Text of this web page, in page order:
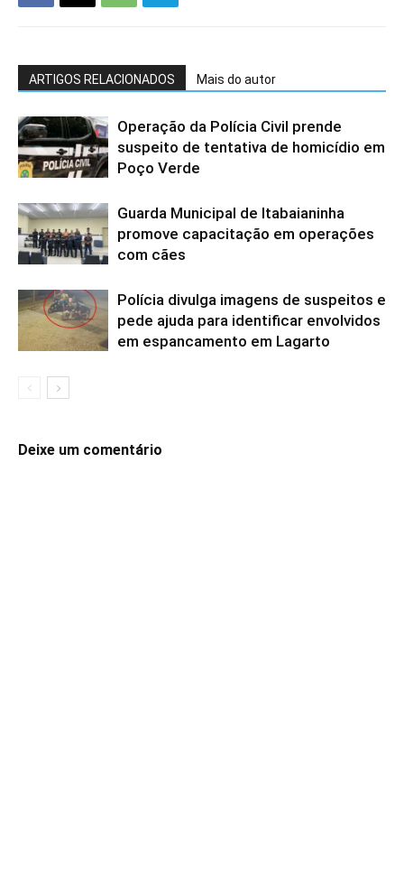
ARTIGOS RELACIONADOS Mais do autor
Operação da Polícia Civil prende
suspeito de tentativa de homicídio em
Poço Verde
Guarda Municipal de Itabaianinha
promove capacitação em operações
com cães
Polícia divulga imagens de suspeitos e
pede ajuda para identificar envolvidos
em espancamento em Lagarto
Deixe um comentário